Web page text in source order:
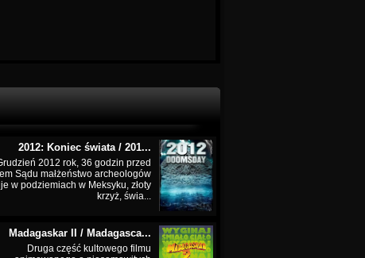
2012: Koniec świata / 201...
2012 rok, 36 godzin przed
Sądu małżeństwo archeologów
w podziemiach w Meksyku, złoty
krzyż, świa...
Madagaskar II / Madagasca...
Druga część kultowego filmu